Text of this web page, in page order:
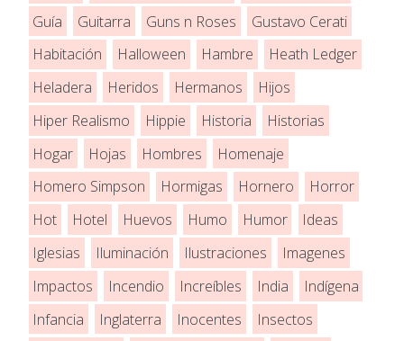
Guía
Guitarra Guns n Roses
Gustavo Cerati
Habitación
Halloween Hambre
Heath Ledger
Heladera
Heridos Hermanos
Hijos
Hiper Realismo
Hippie Historia
Historias
Hogar
Hojas Hombres
Homenaje
Homero Simpson
Hormigas Hornero
Horror
Hot
Hotel Huevos Humo Humor
Ideas
Iglesias
Iluminación Ilustraciones
Imagenes
Impactos
Incendio Increíbles India
Indígena
Infancia
Inglaterra Inocentes
Insectos